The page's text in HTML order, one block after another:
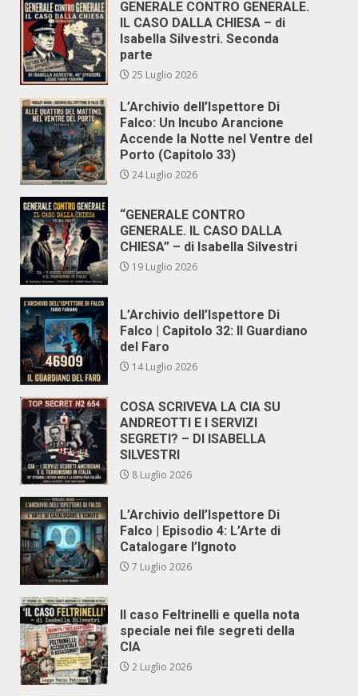
GENERALE CONTRO GENERALE.
IL CASO DALLA CHIESA – di
Isabella Silvestri. Seconda
parte
25 Luglio 2026
L’Archivio dell’Ispettore Di
Falco: Un Incubo Arancione
Accende la Notte nel Ventre del
Porto (Capitolo 33)
24 Luglio 2026
“GENERALE CONTRO
GENERALE. IL CASO DALLA
CHIESA” – di Isabella Silvestri
19 Luglio 2026
L’Archivio dell’Ispettore Di
Falco | Capitolo 32: Il Guardiano
del Faro
14 Luglio 2026
COSA SCRIVEVA LA CIA SU
ANDREOTTI E I SERVIZI
SEGRETI? – DI ISABELLA
SILVESTRI
8 Luglio 2026
L’Archivio dell’Ispettore Di
Falco | Episodio 4: L’Arte di
Catalogare l’Ignoto
7 Luglio 2026
Il caso Feltrinelli e quella nota
speciale nei file segreti della
CIA
2 Luglio 2026